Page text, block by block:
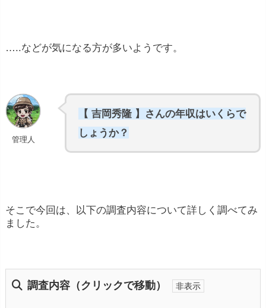
…..などが気になる方が多いようです。
管理人
【 吉岡秀隆 】さんの年収はいくらで
しょうか？
そこで今回は、以下の調査内容について詳しく調べてみ
ました。
調査内容（クリックで移動）